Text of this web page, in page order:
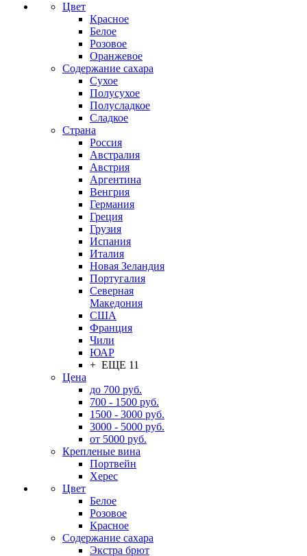
Цвет
Красное
Белое
Розовое
Оранжевое
Содержание сахара
Сухое
Полусухое
Полусладкое
Сладкое
Страна
Россия
Австралия
Австрия
Аргентина
Венгрия
Германия
Греция
Грузия
Испания
Италия
Новая Зеландия
Португалия
Северная
Македония
США
Франция
Чили
ЮАР
+ ЕЩЕ 11
Цена
до 700 руб.
700 - 1500 руб.
1500 - 3000 руб.
3000 - 5000 руб.
от 5000 руб.
Крепленые вина
Портвейн
Херес
Цвет
Белое
Розовое
Красное
Содержание сахара
Экстра брют